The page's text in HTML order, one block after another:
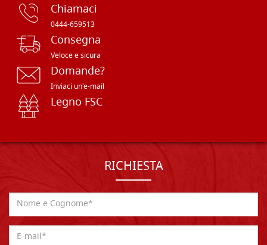
Chiamaci
0444-659513
Consegna
Veloce e sicura
Domande?
Inviaci un'e-mail
Legno FSC
RICHIESTA